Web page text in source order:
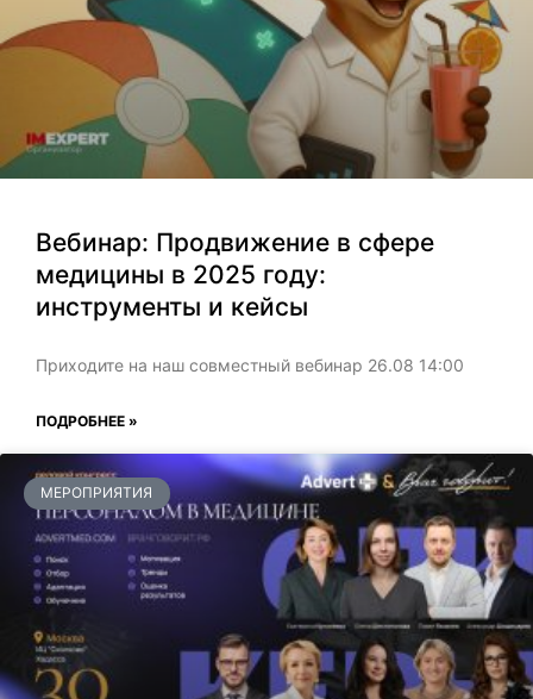
Вебинар: Продвижение в сфере
медицины в 2025 году:
инструменты и кейсы
Приходите на наш совместный вебинар 26.08 14:00
ПОДРОБНЕЕ »
МЕРОПРИЯТИЯ